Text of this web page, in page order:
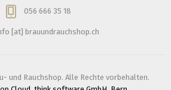
056 666 35 18
[at] brauundrauchshop.ch
und Rauchshop. Alle Rechte vorbehalten.